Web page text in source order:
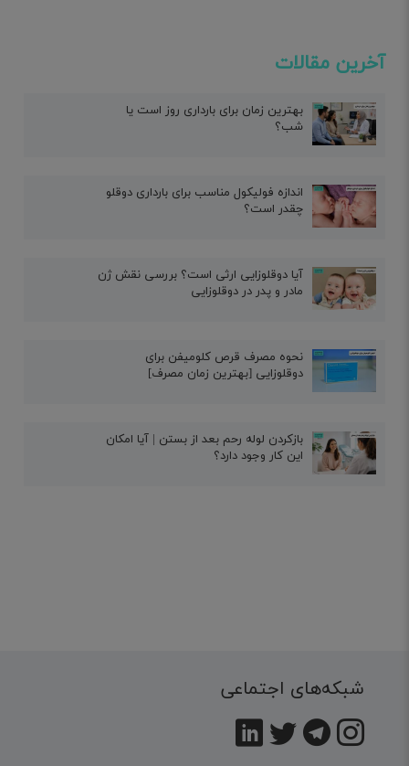
آخرین مقالات
بهترین زمان برای بارداری روز است یا
شب؟
اندازه فولیکول مناسب برای بارداری دوقلو
چقدر است؟
آیا دوقلوزایی ارثی است؟ بررسی نقش ژن
مادر و پدر در دوقلوزایی
نحوه مصرف قرص کلومیفن برای
دوقلوزایی [بهترین زمان مصرف]
بازکردن لوله رحم بعد از بستن | آیا امکان
این کار وجود دارد؟
شبکه‌های اجتماعی